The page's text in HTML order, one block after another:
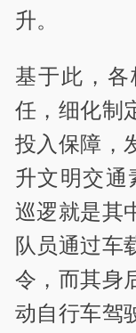
升。
基于此，
任，细化制
投入保障，
升文明交通
巡逻就是
队员通过车
令，而其身
动自行车驾